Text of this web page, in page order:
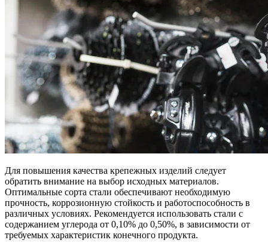
Для повышения качества крепежных изделий следует
обратить внимание на выбор исходных материалов.
Оптимальные сорта стали обеспечивают необходимую
прочность, коррозионную стойкость и работоспособность в
различных условиях. Рекомендуется использовать стали с
содержанием углерода от 0,10% до 0,50%, в зависимости от
требуемых характеристик конечного продукта.